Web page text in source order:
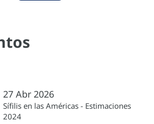
27 Abr 2026
Sífilis en las Américas - Estimaciones
2024